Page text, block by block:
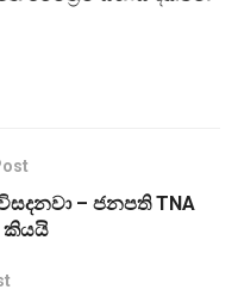
– ජනපති TNA
කියයි